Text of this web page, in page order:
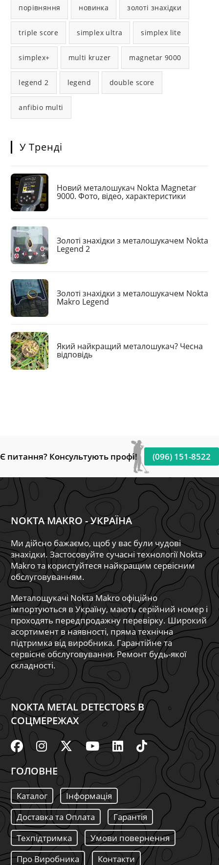
порівняння новинка золоті знахідки
triple score simplex ultra simplex lite
simplex+ multi kruzer magnetar 9000
legend 2 legend double score
anfibio multi
У Тренді
Новий металошукач Nokta Magnetar
9000. Фото, відео, характеристики
Золоті знахідки з металошукачем Nokta
Legend 2
Золоті знахідки з металошукачем Nokta
Makro Legend
Який найкращий металошукач? Чесна
відповідь
Є питання? Консультують профі! (096) 151-8522
NOKTA MAKRO - УКРАЇНА
Ми дійсно бажаємо, щоб у вас були чудові
знахідки. Застосовуйте сучасні технології Nokta
Makro та користуйтеся найкращим сервісним
обслуговуванням.
Металощукачі Nokta Makro офіційно
імпортуються в Україну, мають серійний номер і
проходять передпродажну перевірку. Широкий
асортимент в наявності, пряма технічна
підтримка від виробника. Гарантійне та
сервісне обслуговування. Ремонт будь-якої
складності.
NOKTA METAL DETECTORS В
СОЦМЕРЕЖАХ
ГОЛОВНЕ
Каталог
Інформація
Доставка та Оплата
Гарантія
Техпідтримка
Умови повернення
Про Виробника
Контакти